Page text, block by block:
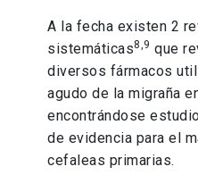
A la fecha existen 2
sistemáticas8,9 que
diversos fármacos
agudo de la migraña
encontrándose
de evidencia para el
cefaleas primarias.